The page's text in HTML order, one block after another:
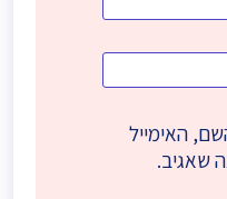
האימייל
שאגיב.